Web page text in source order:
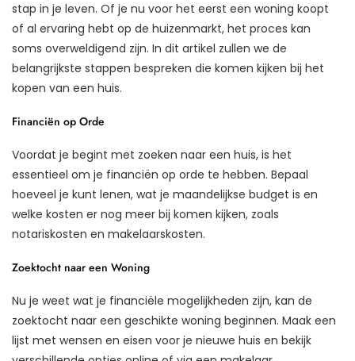
stap in je leven. Of je nu voor het eerst een woning koopt
of al ervaring hebt op de huizenmarkt, het proces kan
soms overweldigend zijn. In dit artikel zullen we de
belangrijkste stappen bespreken die komen kijken bij het
kopen van een huis.
Financiën op Orde
Voordat je begint met zoeken naar een huis, is het
essentieel om je financiën op orde te hebben. Bepaal
hoeveel je kunt lenen, wat je maandelijkse budget is en
welke kosten er nog meer bij komen kijken, zoals
notariskosten en makelaarskosten.
Zoektocht naar een Woning
Nu je weet wat je financiële mogelijkheden zijn, kan de
zoektocht naar een geschikte woning beginnen. Maak een
lijst met wensen en eisen voor je nieuwe huis en bekijk